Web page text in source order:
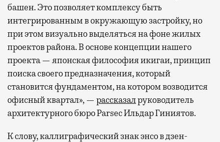
башен. Это позволяет комплексу быть
интегрированным в окружающую застройку, но
при этом визуально выделяться на фоне жилых
проектов района. В основе концепции нашего
проекта — японская философия икигаи, принцип
поиска своего предназначения, который
становится фундаментом, на котором возводится
офисный квартал», — рассказалруководитель
архитектурного бюро Parsec Ильдар Гиниятов.
К слову, каллиграфический знак энсо в дзен-